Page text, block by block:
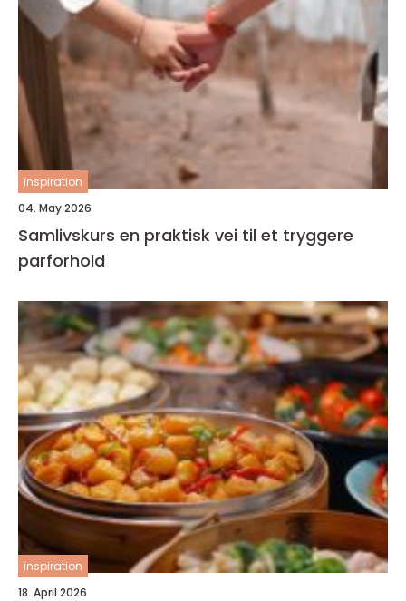
inspiration
04. May 2026
Samlivskurs en praktisk vei til et tryggere
parforhold
inspiration
18. April 2026